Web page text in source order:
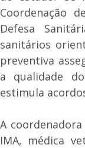
Coordenação
Defesa
sanitários
preventiva
a qualidade
estimula
A
IMA, médica